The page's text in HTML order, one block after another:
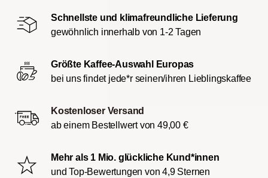
Schnellste und klimafreundliche Lieferung
gewöhnlich innerhalb von 1-2 Tagen
Größte Kaffee-Auswahl Europas
bei uns findet jede*r seinen/ihren Lieblingskaffee
Kostenloser Versand
ab einem Bestellwert von 49,00 €
Mehr als 1 Mio. glückliche Kund*innen
und Top-Bewertungen von 4,9 Sternen